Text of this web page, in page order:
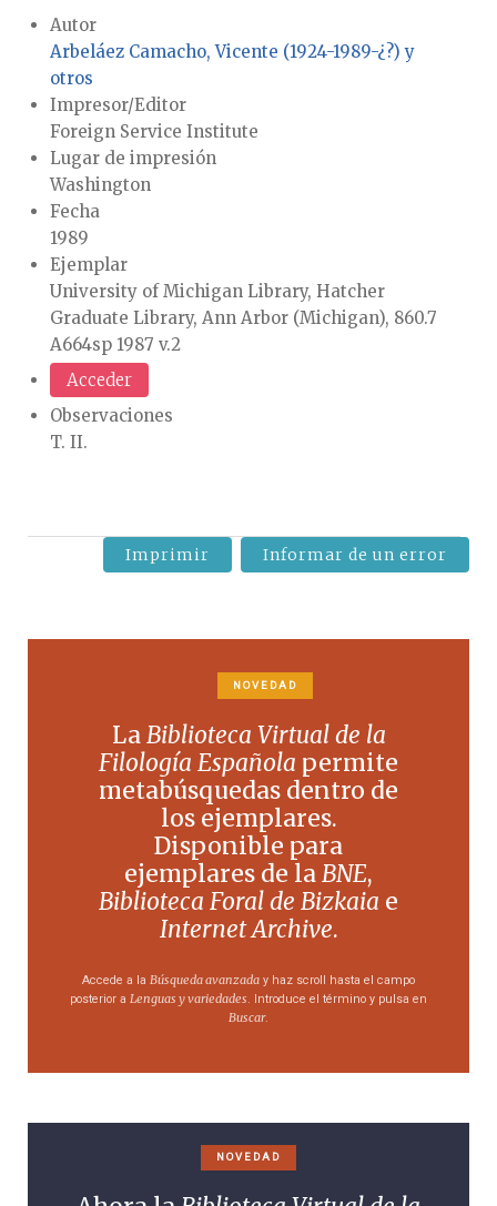
Autor
Arbeláez Camacho, Vicente (1924-1989-¿?) y
otros
Impresor/Editor
Foreign Service Institute
Lugar de impresión
Washington
Fecha
1989
Ejemplar
University of Michigan Library, Hatcher
Graduate Library, Ann Arbor (Michigan), 860.7
A664sp 1987 v.2
Acceder
Observaciones
T. II.
Imprimir Informar de un error
NOVEDAD
LaBiblioteca Virtual de la
Filología Española permite
metabúsquedas dentro de
los ejemplares.
Disponible para
ejemplares de laBNE,
Biblioteca Foral de Bizkaia e
Internet Archive.
Accede a la Búsqueda avanzada y haz scroll hasta el campo
posterior a Lenguas y variedades . Introduce el término y pulsa en
Buscar.
NOVEDAD